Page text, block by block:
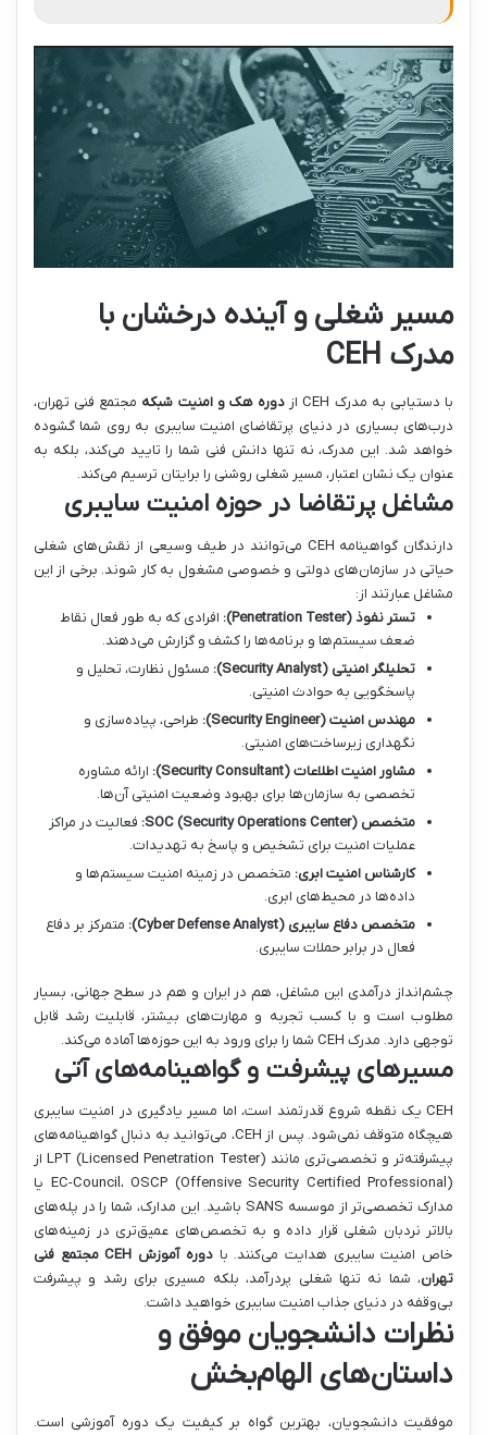
مسیر شغلی و آینده درخشان با
مدرک CEH
با دستیابی به مدرک CEH از دوره هک و امنیت شبکه مجتمع فنی تهران،
درب‌های بسیاری در دنیای پرتقاضای امنیت سایبری به روی شما گشوده
خواهد شد. این مدرک، نه تنها دانش فنی شما را تایید می‌کند، بلکه به
عنوان یک نشان اعتبار، مسیر شغلی روشنی را برایتان ترسیم می‌کند.
مشاغل پرتقاضا در حوزه امنیت سایبری
دارندگان گواهینامه CEH می‌توانند در طیف وسیعی از نقش‌های شغلی
حیاتی در سازمان‌های دولتی و خصوصی مشغول به کار شوند. برخی از این
مشاغل عبارتند از:
تستر نفوذ (Penetration Tester):
افرادی که به طور فعال نقاط
ضعف سیستم‌ها و برنامه‌ها را کشف و گزارش می‌دهند.
تحلیلگر امنیتی (Security Analyst):
مسئول نظارت، تحلیل و
پاسخگویی به حوادث امنیتی.
مهندس امنیت (Security Engineer):
طراحی، پیاده‌سازی و
نگهداری زیرساخت‌های امنیتی.
مشاور امنیت اطلاعات (Security Consultant):
ارائه مشاوره
تخصصی به سازمان‌ها برای بهبود وضعیت امنیتی آن‌ها.
متخصص SOC (Security Operations Center):
فعالیت در مراکز
عملیات امنیت برای تشخیص و پاسخ به تهدیدات.
کارشناس امنیت ابری: متخصص در زمینه امنیت سیستم‌ها و
داده‌ها در محیط‌های ابری.
متخصص دفاع سایبری (Cyber Defense Analyst):
متمرکز بر دفاع
فعال در برابر حملات سایبری.
چشم‌انداز درآمدی این مشاغل، هم در ایران و هم در سطح جهانی، بسیار
مطلوب است و با کسب تجربه و مهارت‌های بیشتر، قابلیت رشد قابل
توجهی دارد. مدرک CEH شما را برای ورود به این حوزه‌ها آماده می‌کند.
مسیرهای پیشرفت و گواهینامه‌های آتی
CEH یک نقطه شروع قدرتمند است، اما مسیر یادگیری در امنیت سایبری
هیچگاه متوقف نمی‌شود. پس از CEH، می‌توانید به دنبال گواهینامه‌های
پیشرفته‌تر و تخصصی‌تری مانند LPT (Licensed Penetration Tester) از
EC-Council، OSCP (Offensive Security Certified Professional) یا
مدارک تخصصی‌تر از موسسه SANS باشید. این مدارک، شما را در پله‌های
بالاتر نردبان شغلی قرار داده و به تخصص‌های عمیق‌تری در زمینه‌های
خاص امنیت سایبری هدایت می‌کنند. با
دوره آموزش CEH مجتمع فنی
تهران، شما نه تنها شغلی پردرآمد، بلکه مسیری برای رشد و پیشرفت
بی‌وقفه در دنیای جذاب امنیت سایبری خواهید داشت.
نظرات دانشجویان موفق و
داستان‌های الهام‌بخش
موفقیت دانشجویان، بهترین گواه بر کیفیت یک دوره آموزشی است.